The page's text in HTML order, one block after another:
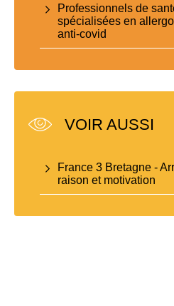
Professionnels de
spécialisées en
anti-covid
VOIR AUSSI
France 3 Bretagne -
raison et motivation